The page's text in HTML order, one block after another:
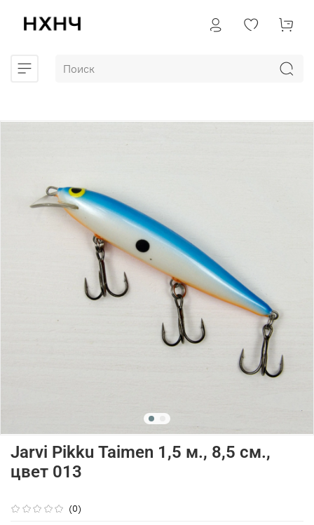
(0)
Jarvi Pikku Taimen 1,5 м., 8,5 см.,
цвет 013